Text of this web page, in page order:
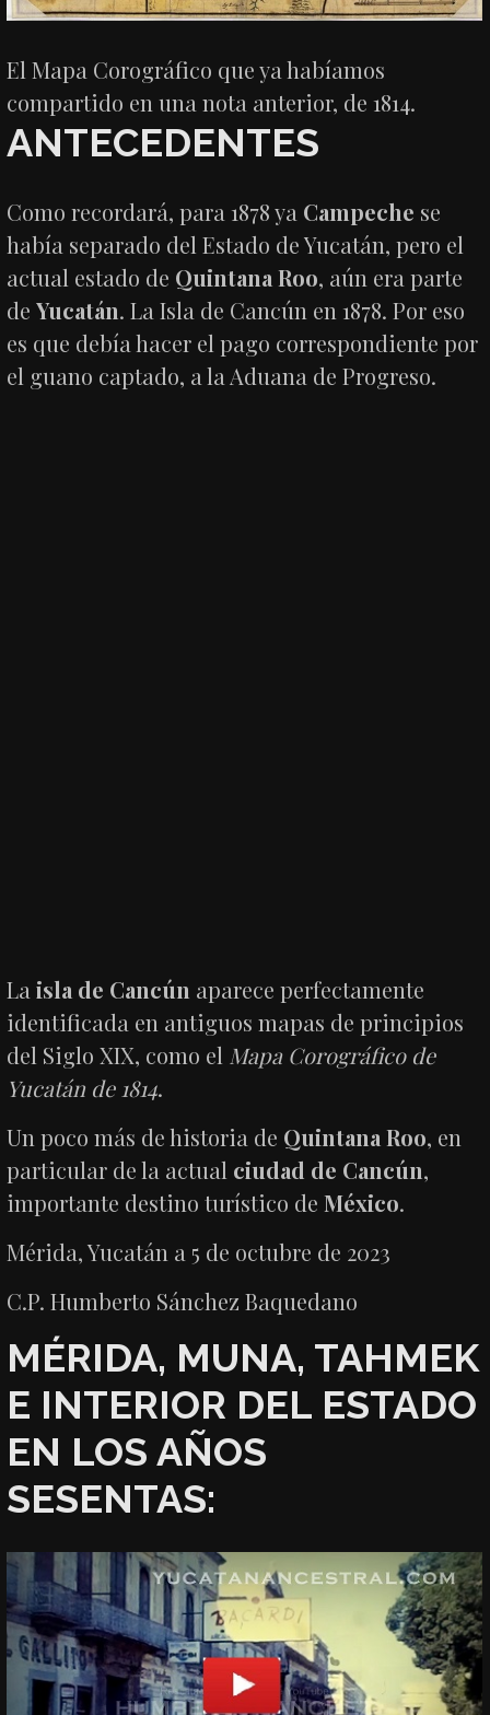
El Mapa Corográfico que ya habíamos
compartido en una nota anterior, de 1814.
ANTECEDENTES
Como recordará, para 1878 ya Campeche se
había separado del Estado de Yucatán, pero el
actual estado de Quintana Roo, aún era parte
deYucatán. La Isla de Cancún en 1878. Por eso
es que debía hacer el pago correspondiente por
el guano captado, a la Aduana de Progreso.
Laisla de Cancún aparece perfectamente
identificada en antiguos mapas de principios
del Siglo XIX, como el Mapa Corográfico de
Yucatán de 1814.
Un poco más de historia de Quintana Roo, en
particular de la actual ciudad de Cancún,
importante destino turístico deMéxico.
Mérida, Yucatán a 5 de octubre de 2023
C.P. Humberto Sánchez Baquedano
MÉRIDA, MUNA, TAHMEK
E INTERIOR DEL ESTADO
EN LOS AÑOS
SESENTAS: